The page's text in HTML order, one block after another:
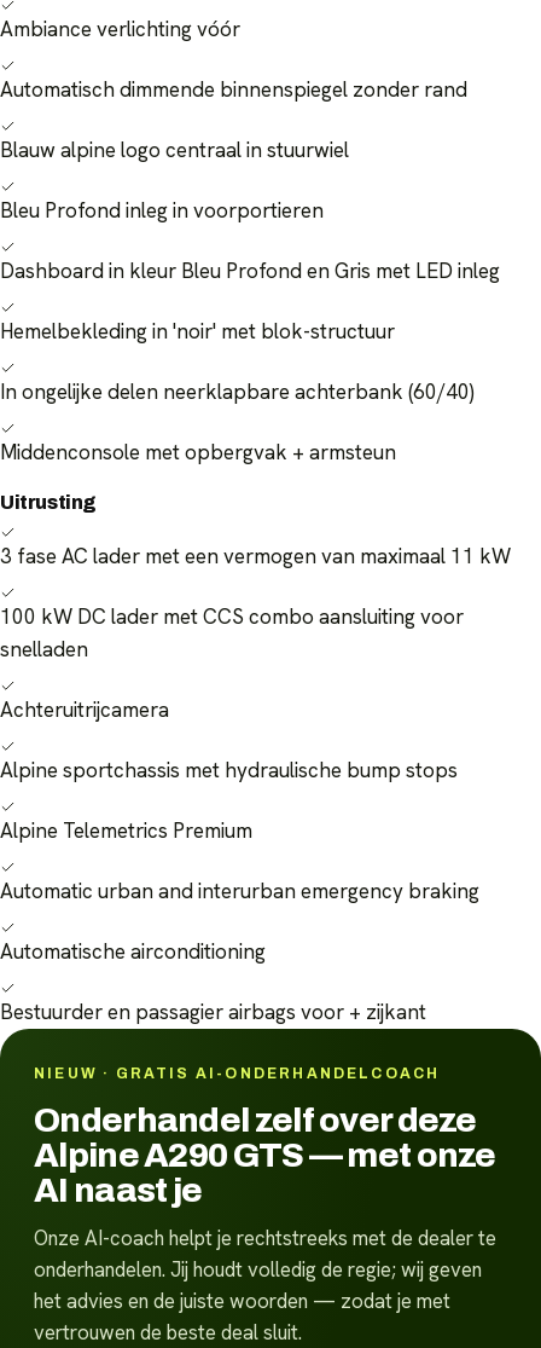
Ambiance verlichting vóór
Automatisch dimmende binnenspiegel zonder rand
Blauw alpine logo centraal in stuurwiel
Bleu Profond inleg in voorportieren
Dashboard in kleur Bleu Profond en Gris met LED inleg
Hemelbekleding in 'noir' met blok-structuur
In ongelijke delen neerklapbare achterbank (60/40)
Middenconsole met opbergvak + armsteun
Uitrusting
3 fase AC lader met een vermogen van maximaal 11 kW
100 kW DC lader met CCS combo aansluiting voor
snelladen
Achteruitrijcamera
Alpine sportchassis met hydraulische bump stops
Alpine Telemetrics Premium
Automatic urban and interurban emergency braking
Automatische airconditioning
Bestuurder en passagier airbags voor + zijkant
NIEUW · GRATIS AI-ONDERHANDELCOACH
Onderhandel zelf over deze
Alpine A290 GTS — met onze
AI naast je
Onze AI-coach helpt je rechtstreeks met de dealer te
onderhandelen. Jij houdt volledig de regie; wij geven
het advies en de juiste woorden — zodat je met
vertrouwen de beste deal sluit.